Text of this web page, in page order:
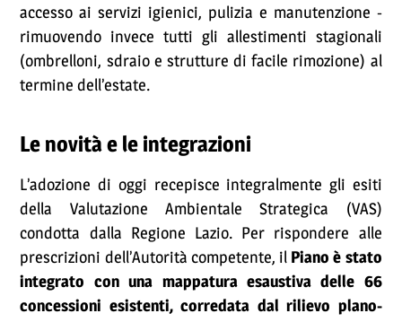
accesso ai servizi igienici, pulizia e manutenzione -
rimuovendo invece tutti gli allestimenti stagionali
(ombrelloni, sdraio e strutture di facile rimozione) al
termine dell’estate.
Le novità e le integrazioni
L’adozione di oggi recepisce integralmente gli esiti
della Valutazione Ambientale Strategica (VAS)
condotta dalla Regione Lazio. Per rispondere alle
prescrizioni dell’Autorità competente, il Piano è stato
integrato con una mappatura esaustiva delle 66
concessioni esistenti, corredata dal rilievo plano-